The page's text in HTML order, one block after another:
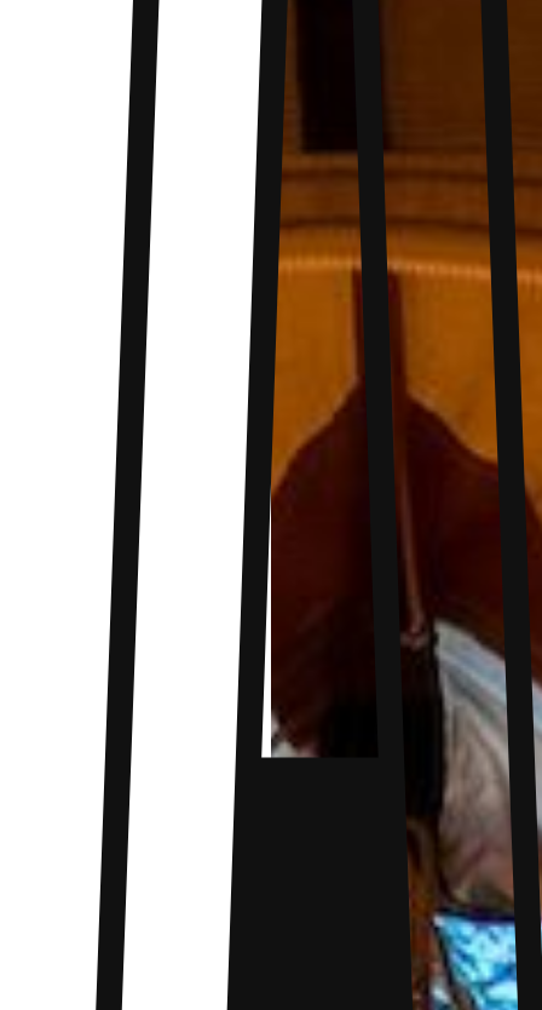
soyez. Fabriqué en plastique ABS durable, la
résistance aux conditions extérieures est
garantie au rendez-vous. De plus, avec sa
résistance à l’eau (IPX3), il supporte les
intempéries pour une utilisation à 0 risques en
aventurres. Ce chargeur est livré avec un câble
USB et un manuel d’utilisation pour vous
garantir une expérience sans souci.